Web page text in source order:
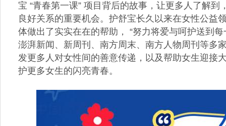
宝 “青春第一课” 项目背后的故事，让更多人了解
良好关系的重要机会。护舒宝长久以来在女性公益
体做出了实实在在的帮助， “努力将爱与呵护送到
澎湃新闻、新周刊、南方周末、南方人物周刊等多
发更多人对女性间的善意传递，以及帮助女生迎接
护更多女生的闪亮青春。